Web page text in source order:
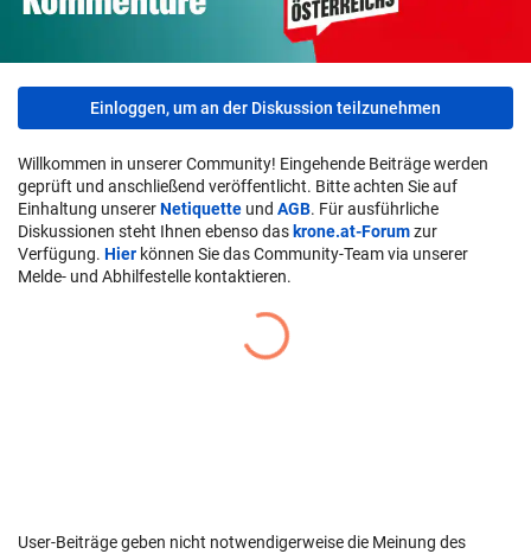
Einloggen, um an der Diskussion teilzunehmen
Willkommen in unserer Community! Eingehende Beiträge werden
geprüft und anschließend veröffentlicht. Bitte achten Sie auf
Einhaltung unsererNetiquette und AGB. Für ausführliche
Diskussionen steht Ihnen ebenso das krone.at-Forumzur
Verfügung. Hier können Sie das Community-Team via unserer
Melde- und Abhilfestelle kontaktieren.
User-Beiträge geben nicht notwendigerweise die Meinung des